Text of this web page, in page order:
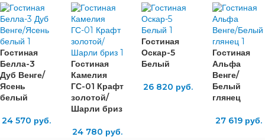
Гостиная
Белла-3
Дуб Венге/
Ясень
белый
24 570 руб.
Гостиная
Камелия
ГС-01 Крафт
золотой/
Шарли бриз
24 780 руб.
Гостиная
Оскар-5
Белый
26 820 руб.
Гостиная
Альфа
Венге/
Белый
глянец
27 619руб.